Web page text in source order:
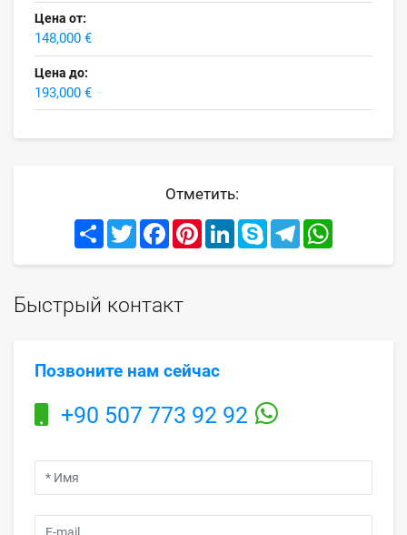
Цена от:
148,000 €
Цена до:
193,000 €
Отметить:
Share TwitterFacebookPinterestLinkedInSkype Telegram
Быстрый контакт
Позвоните нам сейчас
+90 507 773 92 92